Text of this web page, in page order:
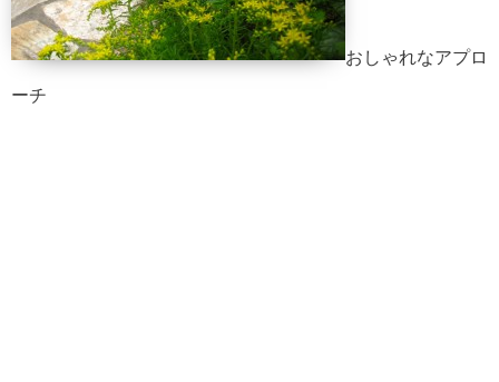
おしゃれなアプロ
ーチ